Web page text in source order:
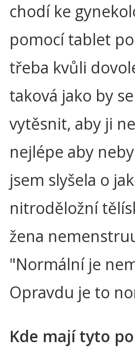
chodí ke
pomocí tablet
třeba kvůli
taková jako by
vytěsnit, aby ji
nejlépe aby
jsem slyšela o
nitroděložní
žena
"Normální je
Opravdu je to
Kde mají tyto